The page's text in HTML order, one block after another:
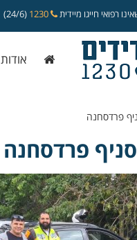
רפואי חייגו מיידית (24/6)
אודות
פרדסחנה
סניף פרדסחנה